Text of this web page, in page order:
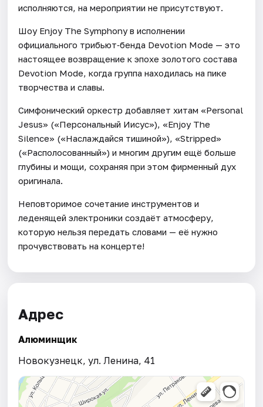
исполняются, на мероприятии не присутствуют.
Шоу Enjoy The Symphony в исполнении
официального трибьют‑бенда Devotion Mode — это
настоящее возвращение к эпохе золотого состава
Devotion Mode, когда группа находилась на пике
творчества и славы.
Симфонический оркестр добавляет хитам «Personal
Jesus» («Персональный Иисус»), «Enjoy The
Silence» («Наслаждайся тишиной»), «Stripped»
(«Располосованный») и многим другим ещё больше
глубины и мощи, сохраняя при этом фирменный дух
оригинала.
Неповторимое сочетание инструментов и
леденящей электроники создаёт атмосферу,
которую нельзя передать словами — её нужно
прочувствовать на концерте!
Адрес
Алюминщик
Новокузнецк, ул. Ленина, 41